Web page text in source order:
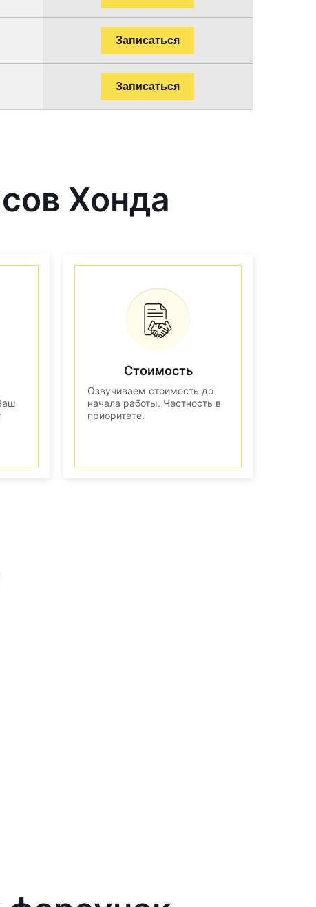
Записаться
Записаться
Хонда
Стоимость
Озвучиваем стоимость до
начала работы. Честность в
приоритете.